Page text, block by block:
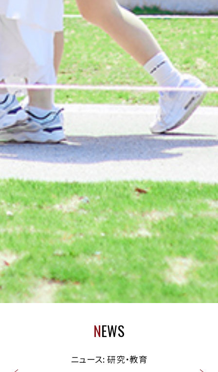
NEWS
ニュース: 研究・教育